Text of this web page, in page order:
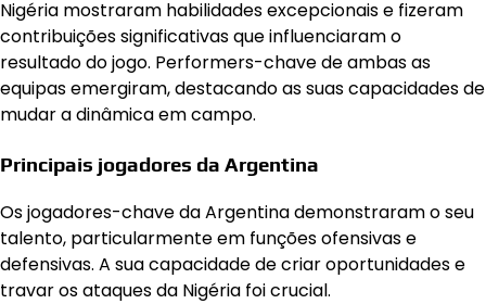
Nigéria mostraram habilidades excepcionais e fizeram
contribuições significativas que influenciaram o
resultado do jogo. Performers-chave de ambas as
equipas emergiram, destacando as suas capacidades de
mudar a dinâmica em campo.
Principais jogadores da Argentina
Os jogadores-chave da Argentina demonstraram o seu
talento, particularmente em funções ofensivas e
defensivas. A sua capacidade de criar oportunidades e
travar os ataques da Nigéria foi crucial.